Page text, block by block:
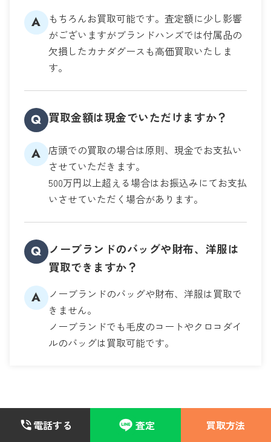
電話する 査定 買取方法
A
もちろんお買取可能です。査定額に少し影響
がございますがブランドハンズでは付属品の
欠損したカナダグースも高価買取いたしま
す。
Q 買取金額は現金でいただけますか？
A 店頭での買取の場合は原則、現金でお支払い
させていただきます。
500万円以上超える場合はお振込みにてお支払
いさせていただく場合があります。
Q ノーブランドのバッグや財布、洋服は
買取できますか？
A
ノーブランドのバッグや財布、洋服は買取で
きません。
ノーブランドでも毛皮のコートやクロコダイ
ルのバッグは買取可能です。
CAUTION POINT